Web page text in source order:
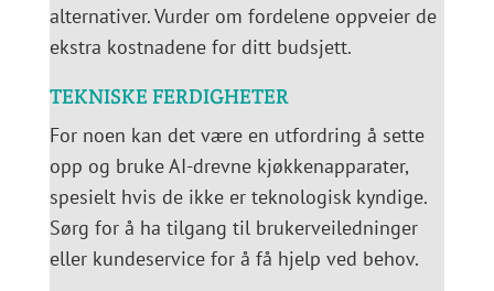
alternativer. Vurder om fordelene oppveier de
ekstra kostnadene for ditt budsjett.
TEKNISKE FERDIGHETER
For noen kan det være en utfordring å sette
opp og bruke AI-drevne kjøkkenapparater,
spesielt hvis de ikke er teknologisk kyndige.
Sørg for å ha tilgang til brukerveiledninger
eller kundeservice for å få hjelp ved behov.